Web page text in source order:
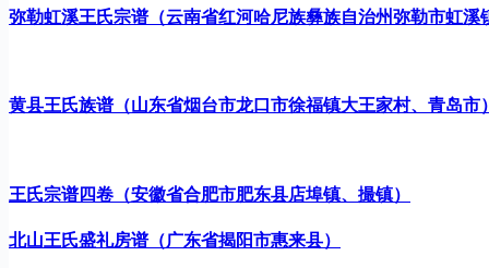
弥勒虹溪王氏宗谱（云南省红河哈尼族彝族自治州弥勒市虹溪
黄县王氏族谱（山东省烟台市龙口市徐福镇大王家村、青岛市）
王氏宗谱四卷（安徽省合肥市肥东县店埠镇、撮镇）
北山王氏盛礼房谱（广东省揭阳市惠来县）